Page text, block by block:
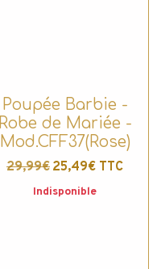
Poupée Barbie -
Robe de Mariée -
Mod.CFF37(Rose)
29,99€ 25,49€ TTC
Indisponible